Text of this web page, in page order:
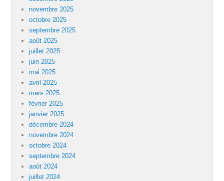
novembre 2025
octobre 2025
septembre 2025
août 2025
juillet 2025
juin 2025
mai 2025
avril 2025
mars 2025
février 2025
janvier 2025
décembre 2024
novembre 2024
octobre 2024
septembre 2024
août 2024
juillet 2024